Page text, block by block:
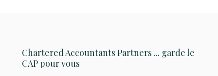
Chartered Accountants Partners ... garde le
CAP pour vous